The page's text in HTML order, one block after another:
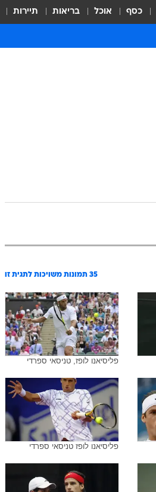
כסף אוכל בריאות תיירות
35 תמונות משויכות לתגית זו
פליסיאנו לופז, טניסאי ספרדי
פליסיאנו לופז טניסאי ספרדי